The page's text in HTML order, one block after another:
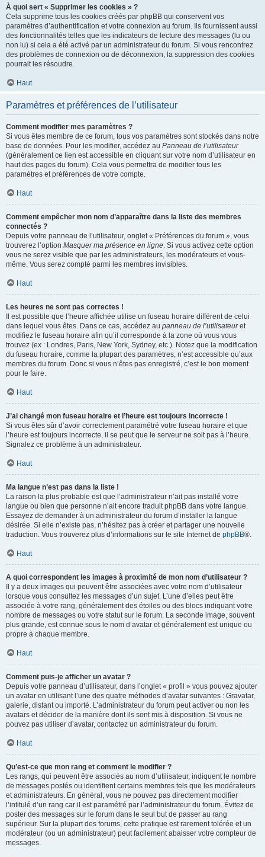
À quoi sert « Supprimer les cookies » ?
Cela supprime tous les cookies créés par phpBB qui conservent vos
paramètres d’authentification et votre connexion au forum. Ils fournissent aussi
des fonctionnalités telles que les indicateurs de lecture des messages (lu ou
non lu) si cela a été activé par un administrateur du forum. Si vous rencontrez
des problèmes de connexion ou de déconnexion, la suppression des cookies
pourrait les résoudre.
Haut
Paramètres et préférences de l’utilisateur
Comment modifier mes paramètres ?
Si vous êtes membre de ce forum, tous vos paramètres sont stockés dans notre
base de données. Pour les modifier, accédez au Panneau de l’utilisateur
(généralement ce lien est accessible en cliquant sur votre nom d’utilisateur en
haut des pages du forum). Cela vous permettra de modifier tous les
paramètres et préférences de votre compte.
Haut
Comment empêcher mon nom d’apparaître dans la liste des membres
connectés ?
Depuis votre panneau de l’utilisateur, onglet « Préférences du forum », vous
trouverez l’option Masquer ma présence en ligne. Si vous activez cette option
vous ne serez visible que par les administrateurs, les modérateurs et vous-
même. Vous serez compté parmi les membres invisibles.
Haut
Les heures ne sont pas correctes !
Il est possible que l’heure affichée utilise un fuseau horaire différent de celui
dans lequel vous êtes. Dans ce cas, accédez au panneau de l’utilisateuret
modifiez le fuseau horaire afin qu’il corresponde à la zone où vous vous
trouvez (ex : Londres, Paris, New York, Sydney, etc.). Notez que la modification
du fuseau horaire, comme la plupart des paramètres, n’est accessible qu’aux
membres du forum. Donc si vous n’êtes pas enregistré, c’est le bon moment
pour le faire.
Haut
J’ai changé mon fuseau horaire et l’heure est toujours incorrecte !
Si vous êtes sûr d’avoir correctement paramétré votre fuseau horaire et que
l’heure est toujours incorrecte, il se peut que le serveur ne soit pas à l’heure.
Signalez ce problème à un administrateur.
Haut
Ma langue n’est pas dans la liste !
La raison la plus probable est que l’administrateur n’ait pas installé votre
langue ou bien que personne n’ait encore traduit phpBB dans votre langue.
Essayez de demander à un administrateur du forum d’installer la langue
désirée. Si elle n’existe pas, n’hésitez pas à créer et partager une nouvelle
traduction. Vous trouverez plus d’informations sur le site Internet de phpBB®.
Haut
A quoi correspondent les images à proximité de mon nom d’utilisateur ?
Il y a deux images qui peuvent être associées avec votre nom d’utilisateur
lorsque vous consultez les messages d’un sujet. L’une d’elles peut être
associée à votre rang, généralement des étoiles ou des blocs indiquant votre
nombre de messages ou votre statut sur le forum. La seconde image, souvent
plus grande, est connue sous le nom d’avatar et généralement est unique ou
propre à chaque membre.
Haut
Comment puis-je afficher un avatar ?
Depuis votre panneau d’utilisateur, dans l’onglet « profil » vous pouvez ajouter
un avatar en utilisant l’une des quatre méthodes d’avatar suivantes : Gravatar,
galerie, distant ou importé. L’administrateur du forum peut activer ou non les
avatars et décider de la manière dont ils sont mis à disposition. Si vous ne
pouvez pas utiliser d’avatar, contactez un administrateur du forum.
Haut
Qu’est-ce que mon rang et comment le modifier ?
Les rangs, qui peuvent être associés au nom d’utilisateur, indiquent le nombre
de messages postés ou identifient certains membres tels que les modérateurs
et administrateurs. En général, vous ne pouvez pas directement modifier
l’intitulé d’un rang car il est paramétré par l’administrateur du forum. Évitez de
poster des messages sur le forum dans le seul but de passer au rang
supérieur. Sur la plupart des forums, cette pratique est rarement tolérée et un
modérateur (ou un administrateur) peut facilement abaisser votre compteur de
messages.